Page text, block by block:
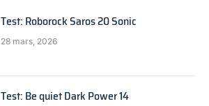
Test: Roborock Saros 20 Sonic
28 mars, 2026
Test: Be quiet Dark Power 14